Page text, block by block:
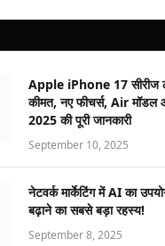
Apple iPhone 17 सीरीज
कीमत, नए फीचर्स, Air
2025 की पूरी जानकारी
September 10, 2025
नेटवर्क मार्केटिंग में AI का
बढ़ाने का सबसे बड़ा रहस्य!
September 8, 2025